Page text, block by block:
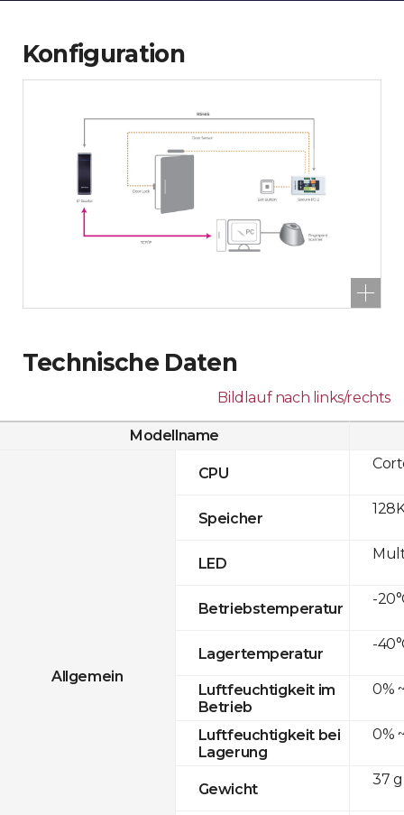
Konfiguration
Technische Daten
Bildlauf nach links/rechts
Modellname
Allgemein
CPU
Speicher
LED
Betriebstemperatur
Lagertemperatur
Luftfeuchtigkeit im
Betrieb
Luftfeuchtigkeit bei
Lagerung
Gewicht
-
-
0%
0%
37 g